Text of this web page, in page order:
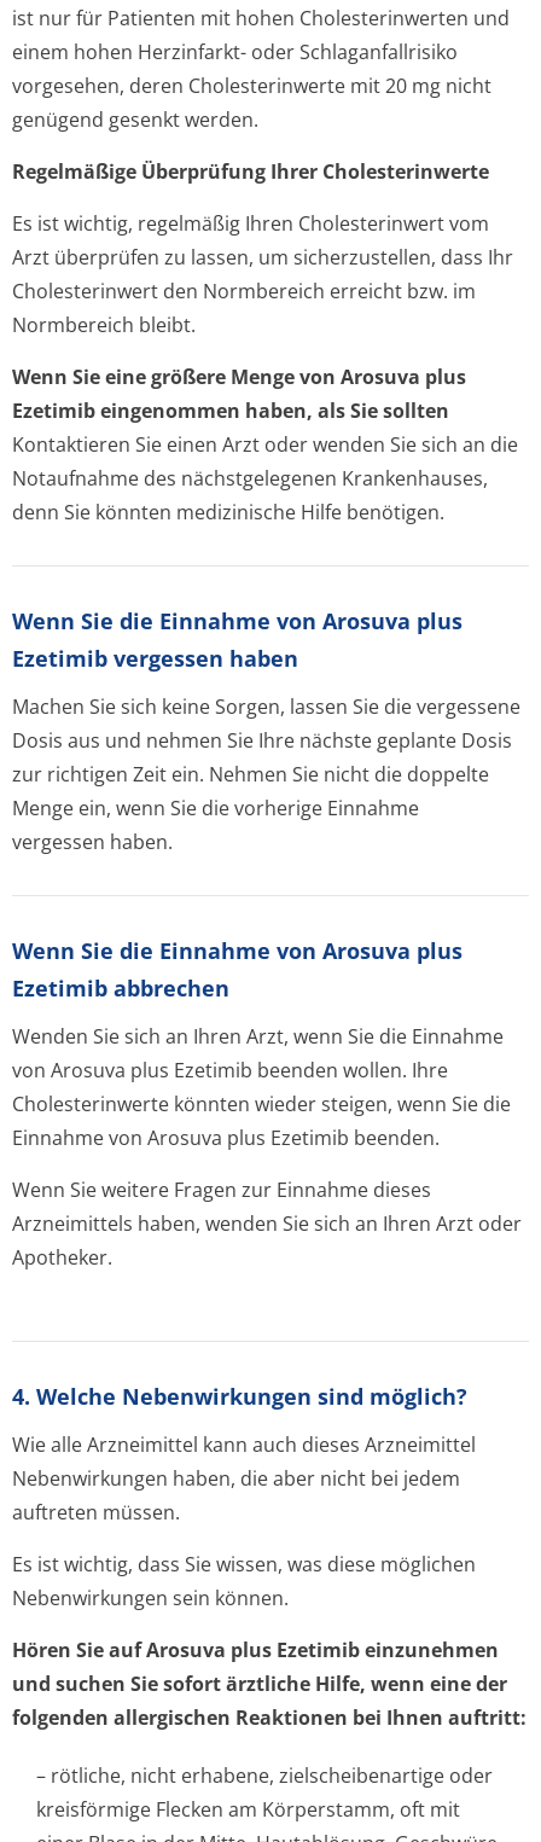
ist nur für Patienten mit hohen Cholesterinwerten und
einem hohen Herzinfarkt- oder Schlaganfallrisiko
vorgesehen, deren Cholesterinwerte mit 20 mg nicht
genügend gesenkt werden.
Regelmäßige Überprüfung Ihrer Cholesterinwerte
Es ist wichtig, regelmäßig Ihren Cholesterinwert vom
Arzt überprüfen zu lassen, um sicherzustellen, dass Ihr
Cholesterinwert den Normbereich erreicht bzw. im
Normbereich bleibt.
Wenn Sie eine größere Menge von Arosuva plus
Ezetimib eingenommen haben, als Sie sollten
Kontaktieren Sie einen Arzt oder wenden Sie sich an die
Notaufnahme des nächstgelegenen Krankenhauses,
denn Sie könnten medizinische Hilfe benötigen.
Wenn Sie die Einnahme von Arosuva plus
Ezetimib vergessen haben
Machen Sie sich keine Sorgen, lassen Sie die vergessene
Dosis aus und nehmen Sie Ihre nächste geplante Dosis
zur richtigen Zeit ein. Nehmen Sie nicht die doppelte
Menge ein, wenn Sie die vorherige Einnahme
vergessen haben.
Wenn Sie die Einnahme von Arosuva plus
Ezetimib abbrechen
Wenden Sie sich an Ihren Arzt, wenn Sie die Einnahme
von Arosuva plus Ezetimib beenden wollen. Ihre
Cholesterinwerte könnten wieder steigen, wenn Sie die
Einnahme von Arosuva plus Ezetimib beenden.
Wenn Sie weitere Fragen zur Einnahme dieses
Arzneimittels haben, wenden Sie sich an Ihren Arzt oder
Apotheker.
4. Welche Nebenwirkungen sind möglich?
Wie alle Arzneimittel kann auch dieses Arzneimittel
Nebenwirkungen haben, die aber nicht bei jedem
auftreten müssen.
Es ist wichtig, dass Sie wissen, was diese möglichen
Nebenwirkungen sein können.
Hören Sie auf Arosuva plus Ezetimib einzunehmen
und suchen Sie sofort ärztliche Hilfe, wenn eine der
folgenden allergischen Reaktionen bei Ihnen auftritt:
– rötliche, nicht erhabene, zielscheibenartige oder
kreisförmige Flecken am Körperstamm, oft mit